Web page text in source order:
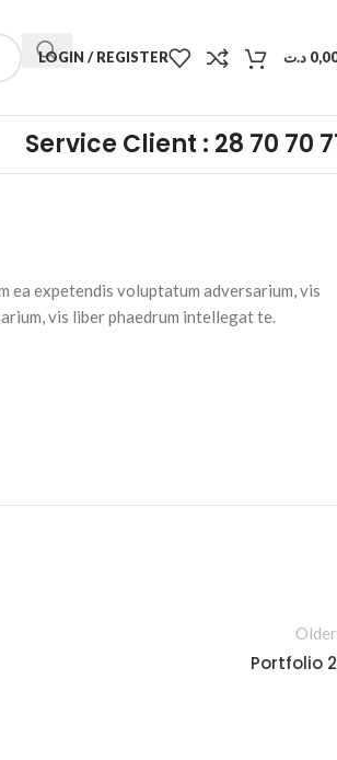
LOGIN / REGISTER د.ت
Service Client : 28 70 70
ea expetendis voluptatum adversarium, vis
vis liber phaedrum intellegat te.
Older
Portfolio 2